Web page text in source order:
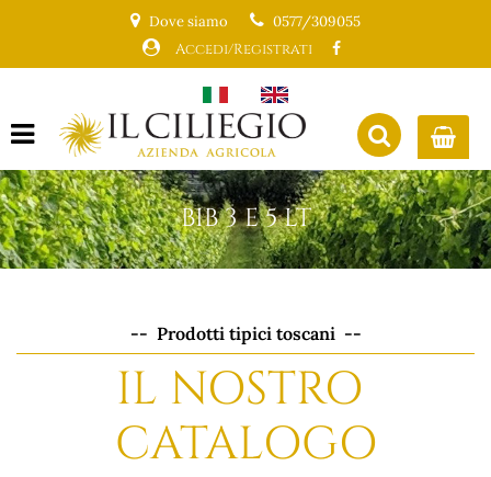
Dove siamo 0577/309055
Accedi/Registrati
Open menu
BIB 3 E 5 LT
-- Prodotti tipici toscani --
IL NOSTRO
CATALOGO